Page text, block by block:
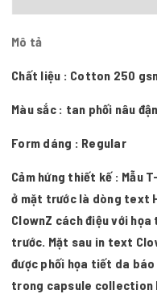
Mô tả
Chất liệu : Cotton 250
Màu sắc : tan phối nâu
Form dáng : Regular
Cảm hứng thiết kế : Mẫu
ở mặt trước là dòng text
ClownZ cách điệu với
trước. Mặt sau in text
được phối họa tiết da báo
trong capsule collection